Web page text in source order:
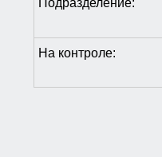
Подразделение:
На контроле: